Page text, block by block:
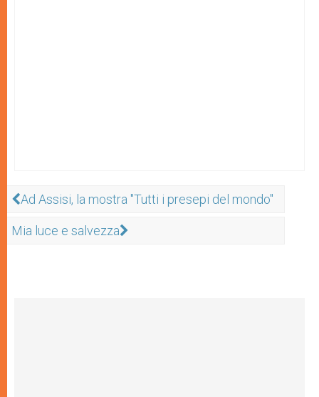
Ad Assisi, la mostra "Tutti i presepi del mondo"
Mia luce e salvezza